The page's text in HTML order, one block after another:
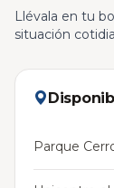
Llévala en tu
situación
Parque